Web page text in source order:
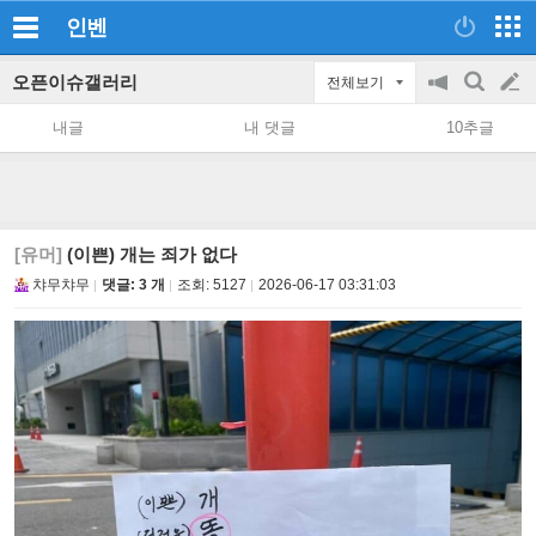
인벤
오픈이슈갤러리 전체보기
공
지
on/off
검
색
글
쓰
내글 내 댓글 10추글
[유머] (이쁜) 개는 죄가 없다
챠무챠무 댓글: 3 개 조회: 5127 2026-06-17 03:31:03